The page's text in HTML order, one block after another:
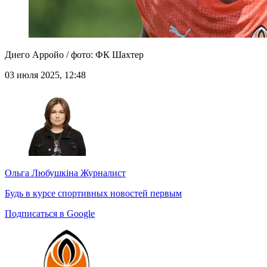
Диего Арройо / фото: ФК Шахтер
03 июля 2025, 12:48
Ольга Любушкіна Журналист
Будь в курсе спортивных новостей первым
Подписаться в Google